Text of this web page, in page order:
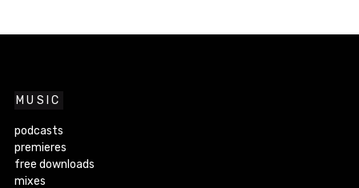
MUSIC
podcasts
premieres
free downloads
mixes